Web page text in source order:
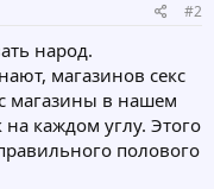
#2
народ.
магазинов секс
магазины в нашем
каждом углу. Этого
полового